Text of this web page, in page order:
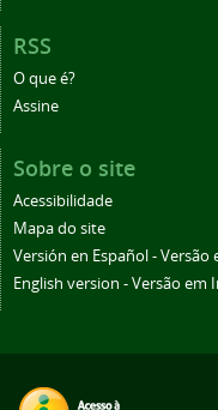
RSS
O que é?
Assine
Sobre o site
Acessibilidade
Mapa do site
Versión en Español - Versão
English version - Versão em